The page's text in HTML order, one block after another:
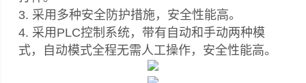
3. 采用多种安全防护措施，安全性能高。
4. 采用PLC控制系统，带有自动和手动两种模
式，自动模式全程无需人工操作，安全性能高。